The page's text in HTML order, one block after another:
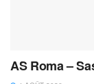
AS Roma –